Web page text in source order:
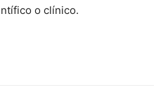
o clínico.